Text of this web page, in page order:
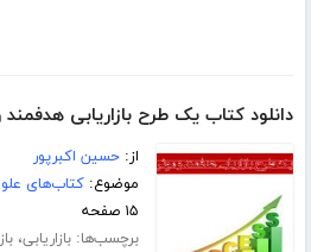
دانلود کتاب یک طرح بازاریابی هدفمند
از:حسین اکبرپور
موضوع:کتاب‌های
۱۵ صفحه
برچسب‌ها:بازاریابی،